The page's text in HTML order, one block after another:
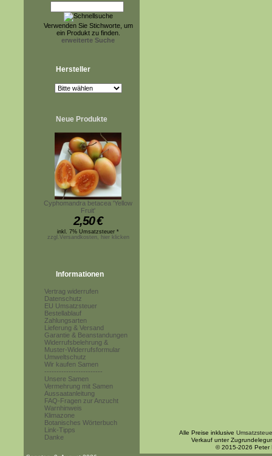
Verwenden Sie Stichworte, um
ein Produkt zu finden.
erweiterte Suche
Hersteller
Neue Produkte
Cyphomandra betacea 'Yellow
Fruit'
2,50€
inkl. 7% Umsatzsteuer *
zzgl.Versandkosten, hier klicken
Informationen
Vertrag widerrufen
Datenschutz
EU Umsatzsteuer
Bestellablauf
Zahlungsarten
Lieferung & Versand
Garantie & Beanstandungen
Widerrufsbelehrung &
Muster-Widerrufsformular
Umweltschutz
Wir kaufen Samen
------------------------
Unsere Samen
Vermehrung mit Samen
Aussaatanleitung
FAQ-Fragen zur Anzucht
Warnhinweis
Klimazone
Botanisches Wörterbuch
Link-Tipps
Danke
Alle Preise inklusive
Verkauf unter
© 2015-2026 Peter